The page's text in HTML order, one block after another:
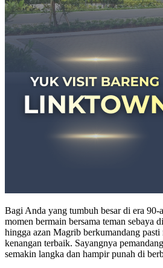
Bagi Anda yang tumbuh besar di era 90-
momen bermain bersama teman sebaya
hingga azan Magrib berkumandang pasti
kenangan terbaik. Sayangnya
semakin langka dan hampir punah di